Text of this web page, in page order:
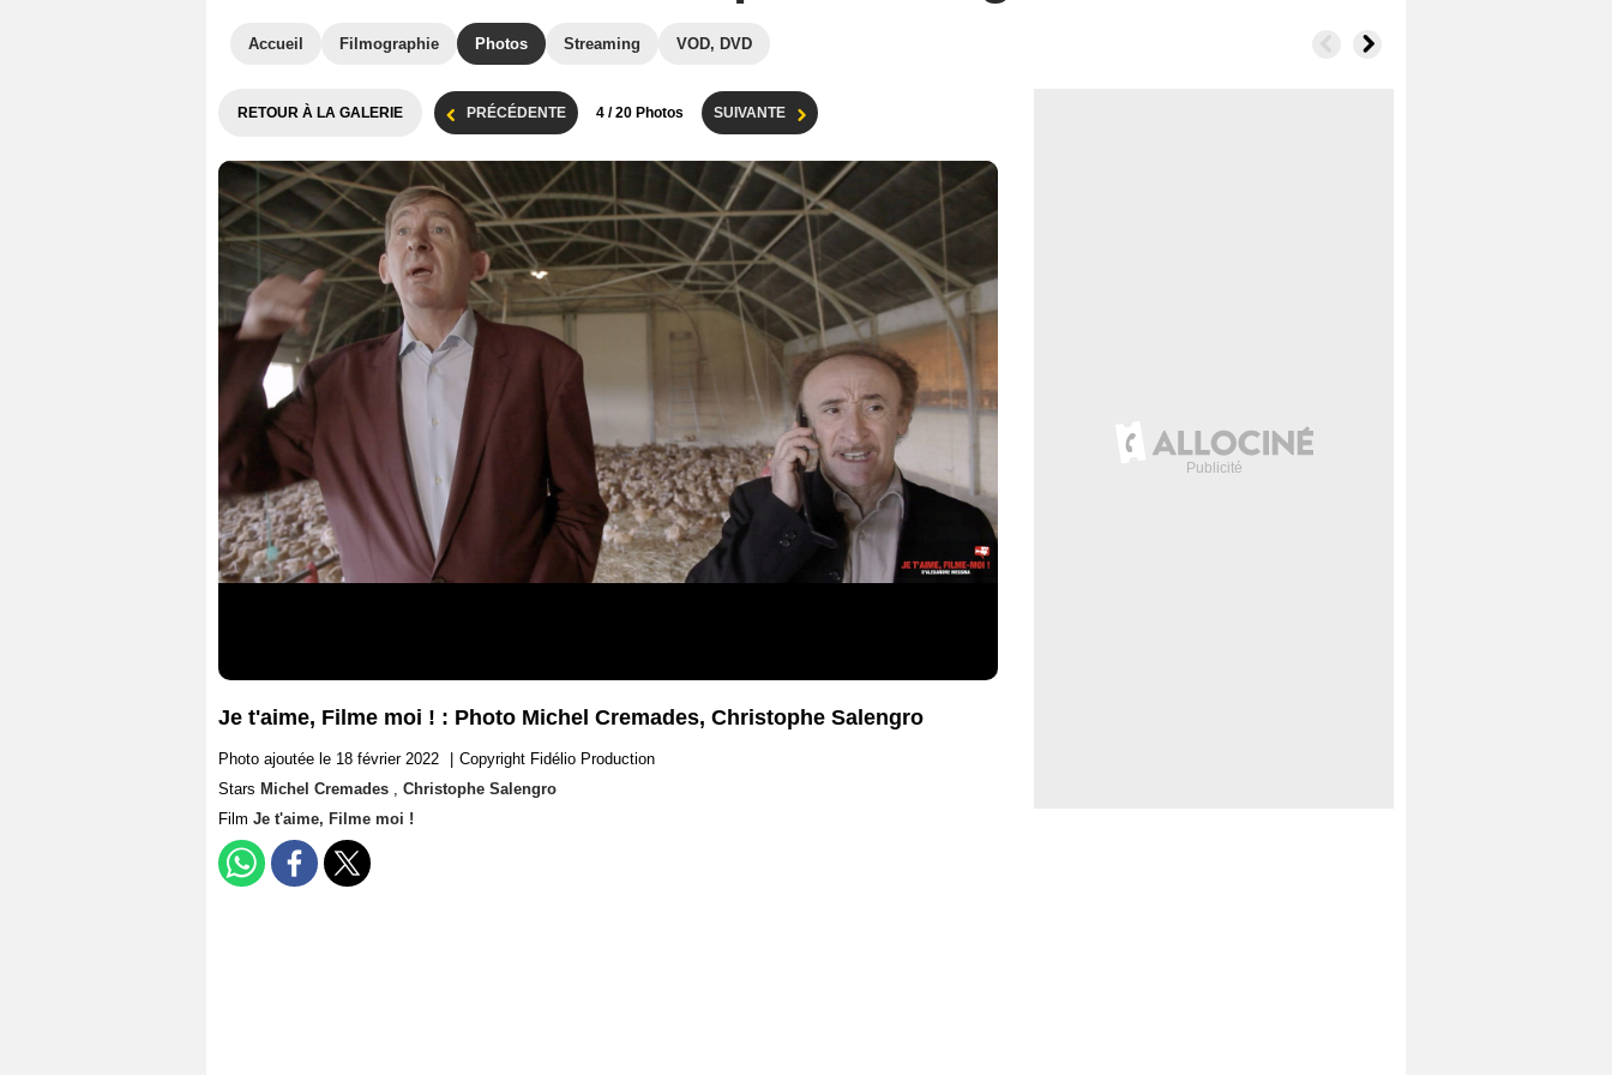
Accueil Filmographie Photos Streaming VOD, DVD
RETOUR À LA GALERIE PRÉCÉDENTE 4 / 20 Photos SUIVANTE
Je t'aime, Filme moi ! : Photo Michel Cremades, Christophe Salengro
Photo ajoutée le 18 février 2022
Copyright Fidélio Production
Stars Michel Cremades , Christophe Salengro
Film Je t'aime, Filme moi !